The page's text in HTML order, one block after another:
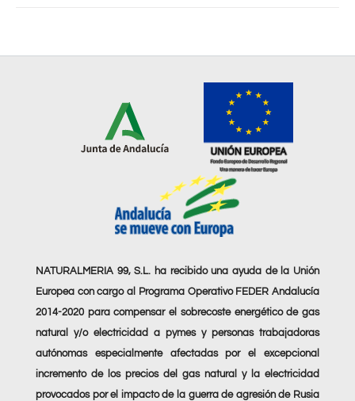
NATURALMERIA 99, S.L. ha recibido una ayuda de la Unión
Europea con cargo al Programa Operativo FEDER Andalucía
2014-2020 para compensar el sobrecoste energético de gas
natural y/o electricidad a pymes y personas trabajadoras
autónomas especialmente afectadas por el excepcional
incremento de los precios del gas natural y la electricidad
provocados por el impacto de la guerra de agresión de Rusia